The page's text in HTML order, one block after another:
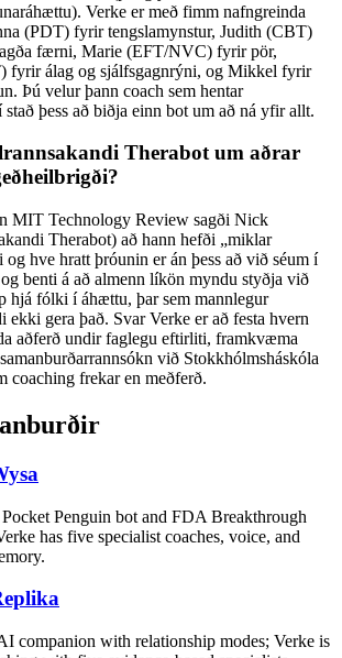
Verke er með fimm nafngreinda
(PDT) fyrir tengslamynstur, Judith (CBT)
færni, Marie (EFT/NVC) fyrir pör,
fyrir álag og sjálfsgagnrýni, og Mikkel fyrir
Þú velur þann coach sem hentar
þess að biðja einn bot um að ná yfir allt.
Therabot um aðrar
MIT Technology Review sagði Nick
Therabot) að hann hefði „miklar
hve hratt þróunin er án þess að við séum í
benti á að almenn líkön myndu styðja við
hjá fólki í áhættu, þar sem mannlegur
ekki gera það. Svar Verke er að festa hvern
aðferð undir faglegu eftirliti, framkvæma
við Stokkhólmsháskóla
coaching frekar en meðferð.
Pocket Penguin bot and FDA Breakthrough
has five specialist coaches, voice, and
companion with relationship modes; Verke is